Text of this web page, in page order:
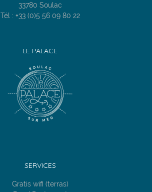
33780 Soulac
Tél : +33 (0)5 56 09 80 22
LE PALACE
SERVICES
Gratis wifi (terras)